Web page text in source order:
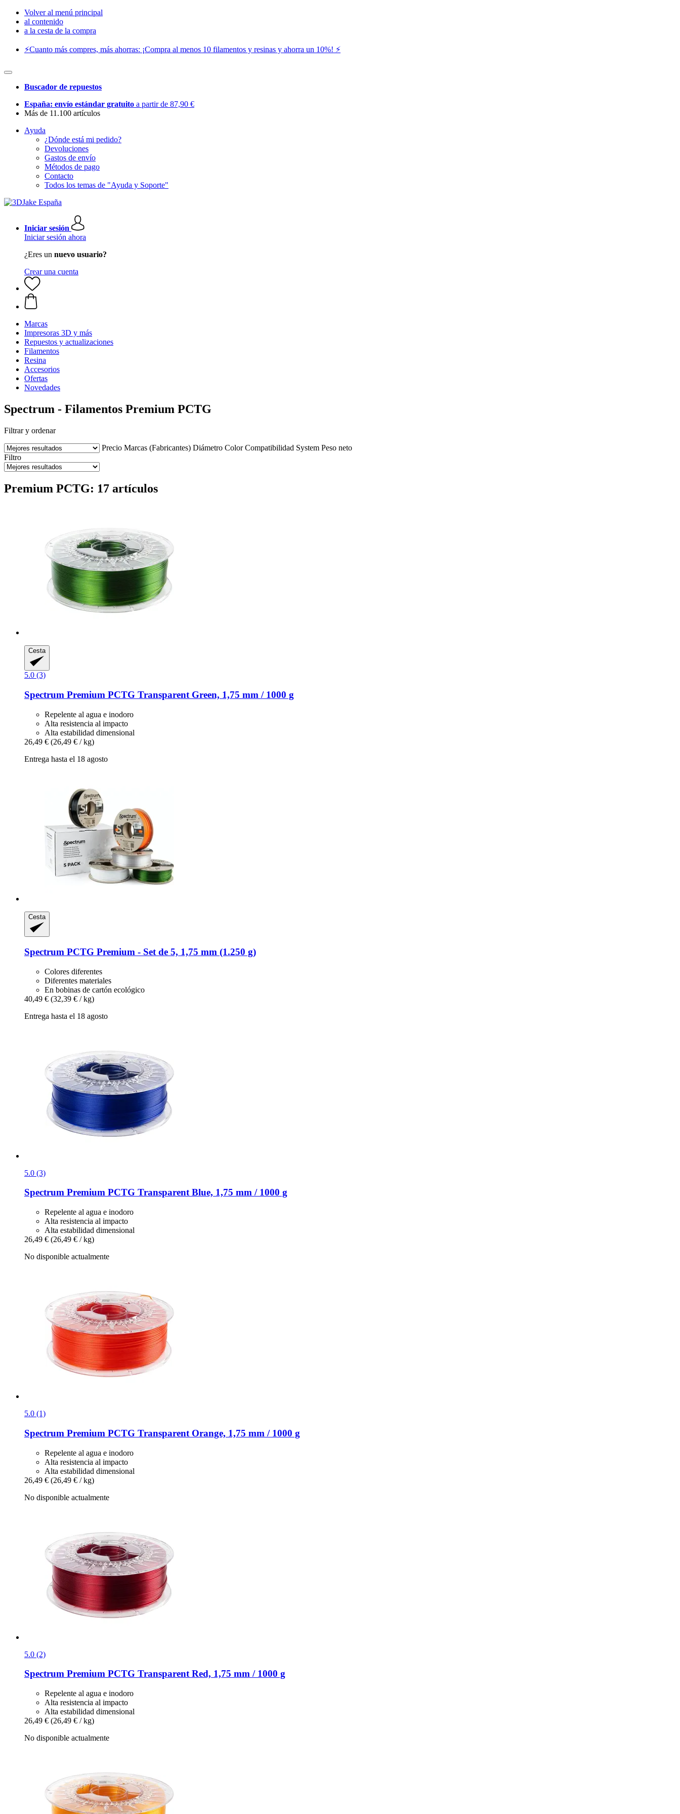
Volver al menú principal
al contenido
a la cesta de la compra
⚡️Cuanto más compres, más ahorras: ¡Compra al menos 10 filamentos y resinas y ahorra un 10%! ⚡️
Buscador de repuestos
España: envío estándar gratuito a partir de 87,90 €
Más de 11.100 artículos
Ayuda
¿Dónde está mi pedido?
Devoluciones
Gastos de envío
Métodos de pago
Contacto
Todos los temas de "Ayuda y Soporte"
Iniciar sesión
Iniciar sesión ahora
¿Eres un nuevo usuario?
Crear una cuenta
Marcas
Impresoras 3D y más
Repuestos y actualizaciones
Filamentos
Resina
Accesorios
Ofertas
Novedades
Spectrum - Filamentos Premium PCTG
Filtrar y ordenar
Precio Marcas (Fabricantes) Diámetro Color Compatibilidad System Peso neto
Filtro
Premium PCTG: 17 artículos
Cesta
5.0 (3)
Spectrum Premium PCTG Transparent Green, 1,75 mm / 1000 g
Repelente al agua e inodoro
Alta resistencia al impacto
Alta estabilidad dimensional
26,49 € (26,49 € / kg)
Entrega hasta el 18 agosto
Cesta
Spectrum PCTG Premium -​ Set de 5, 1,75 mm (1.250 g)
Colores diferentes
Diferentes materiales
En bobinas de cartón ecológico
40,49 € (32,39 € / kg)
Entrega hasta el 18 agosto
5.0 (3)
Spectrum Premium PCTG Transparent Blue, 1,75 mm / 1000 g
Repelente al agua e inodoro
Alta resistencia al impacto
Alta estabilidad dimensional
26,49 € (26,49 € / kg)
No disponible actualmente
5.0 (1)
Spectrum Premium PCTG Transparent Orange, 1,75 mm / 1000 g
Repelente al agua e inodoro
Alta resistencia al impacto
Alta estabilidad dimensional
26,49 € (26,49 € / kg)
No disponible actualmente
5.0 (2)
Spectrum Premium PCTG Transparent Red, 1,75 mm / 1000 g
Repelente al agua e inodoro
Alta resistencia al impacto
Alta estabilidad dimensional
26,49 € (26,49 € / kg)
No disponible actualmente